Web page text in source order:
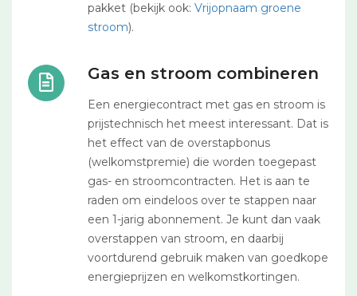
pakket (bekijk ook: Vrijopnaam groene
stroom).
Gas en stroom combineren
Een energiecontract met gas en stroom is
prijstechnisch het meest interessant. Dat is
het effect van de overstapbonus
(welkomstpremie) die worden toegepast
gas- en stroomcontracten. Het is aan te
raden om eindeloos over te stappen naar
een 1-jarig abonnement. Je kunt dan vaak
overstappen van stroom, en daarbij
voortdurend gebruik maken van goedkope
energieprijzen en welkomstkortingen.